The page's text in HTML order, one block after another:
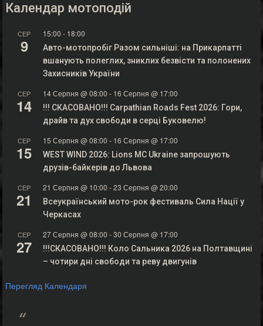
Календар мотоподій
СЕР
9
15:00 - 18:00
Авто-мотопробіг Разом сильніші: на Прикарпатті
вшанують полеглих, зниклих безвісти та полонених
Захисників України
СЕР
14
14 Серпня @ 08:00 - 16 Серпня @ 17:00
!!! СКАСОВАНО!!! Carpathian Roads Fest 2026: Гори,
драйв та дух свободи в серці Буковелю!
СЕР
15
15 Серпня @ 08:00 - 16 Серпня @ 17:00
WEST WIND 2026: Lions MC Ukraine запрошують
друзів-байкерів до Львова
СЕР
21
21 Серпня @ 10:00 -23 Серпня @ 20:00
Всеукраїнський мото-рок фестиваль Сила Нації у
Черкасах
СЕР
27
27 Серпня @ 08:00 -30 Серпня @ 17:00
!!!СКАСОВАНО!!! Коло Сальника 2026 на Полтавщині
– чотири дні свободи та реву двигунів
Перегляд Календаря